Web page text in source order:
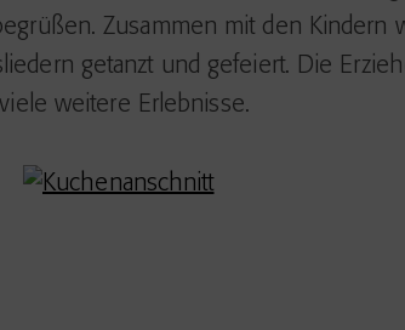
Zusammen mit den Kindern
getanzt und gefeiert. Die
weitere Erlebnisse.